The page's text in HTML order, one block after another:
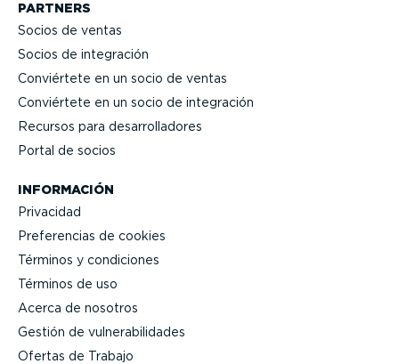
PARTNERS
Socios de ventas
Socios de integración
Conviértete en un socio de ventas
Conviértete en un socio de integración
Recursos para desarro­lla­dores
Portal de socios
INFORMACIÓN
Privacidad
Prefe­rencias de cookies
Términos y condiciones
Términos de uso
Acerca de nosotros
Gestión de vulne­ra­bi­li­dades
Ofertas de Trabajo